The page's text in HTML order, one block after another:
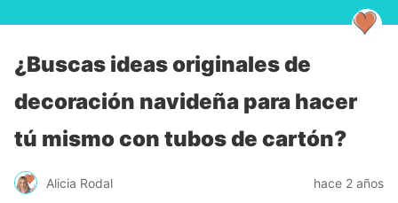
¿Buscas ideas originales de
decoración navideña para hacer
tú mismo con tubos de cartón?
Alicia Rodal hace 2 años